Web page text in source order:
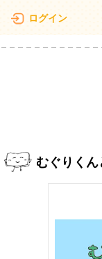
ログイン
むぐりく